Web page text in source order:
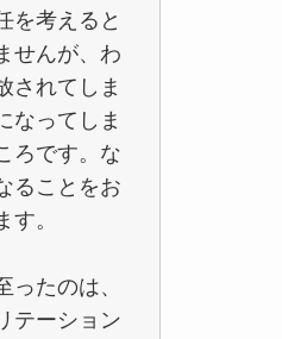
を考えると
せんが、わ
されてしま
なってしま
ろです。な
ることをお
。
ったのは、
テーション